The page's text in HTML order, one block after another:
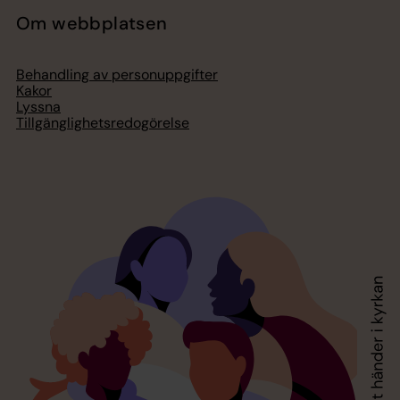
Om webbplatsen
Behandling av personuppgifter
Kakor
Lyssna
Tillgänglighetsredogörelse